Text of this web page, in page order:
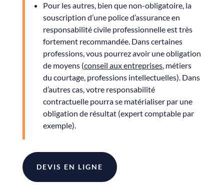
Pour les autres, bien que non-obligatoire, la
souscription d’une police d’assurance en
responsabilité civile professionnelle est très
fortement recommandée. Dans certaines
professions, vous pourrez avoir une obligation
de moyens (conseil aux entreprises, métiers
du courtage, professions intellectuelles). Dans
d’autres cas, votre responsabilité
contractuelle pourra se matérialiser par une
obligation de résultat (expert comptable par
exemple).
DEVIS EN LIGNE